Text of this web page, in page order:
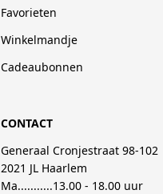
Favorieten
Winkelmandje
Cadeaubonnen
CONTACT
Generaal Cronjestraat 98-102
2021 JL Haarlem
Ma...........13.00 - 18.00 uur